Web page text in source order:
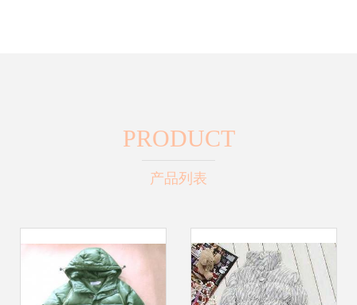
PRODUCT
产品列表